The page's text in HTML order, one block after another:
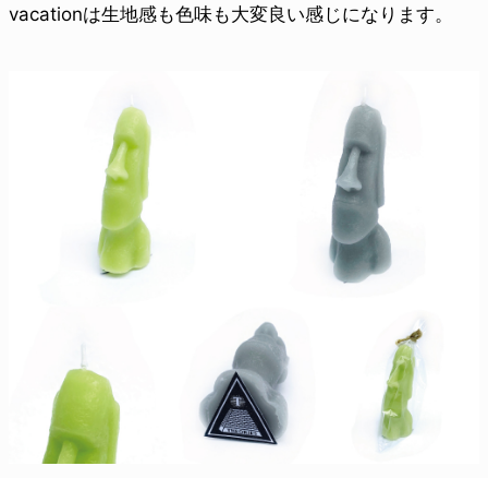
vacationは生地感も色味も大変良い感じになります。